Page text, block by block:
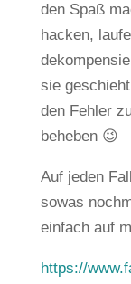
den Spaß
hacken,
sie
den Fehler
beheben 😉
Auf jeden
sowas
einfach auf
https://